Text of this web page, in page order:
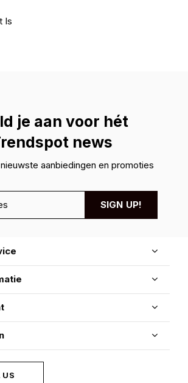
Is
je aan voor hét
news
aanbiedingen en promoties
SIGN UP!
US